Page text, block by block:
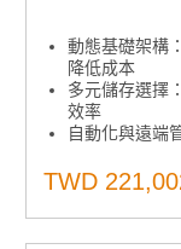
動態基礎架構
降低成本
多元儲存選擇
效率
自動化與遠端
下單須知：嵌
前請確認型號
TWD